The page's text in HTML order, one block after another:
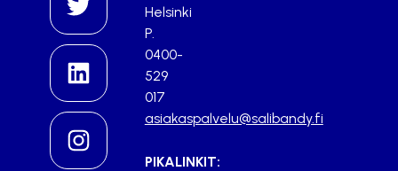
Helsinki
P.
0400-
529
017
asiakaspalvelu@salibandy.fi
PIKALINKIT: